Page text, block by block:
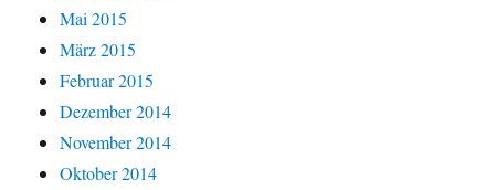
Mai 2015
März 2015
Februar 2015
Dezember 2014
November 2014
Oktober 2014